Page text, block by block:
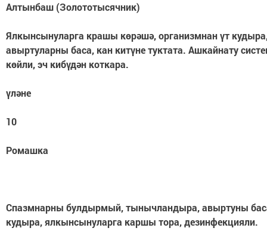
Алтынбаш (Золототысячник)
Ялкынсынуларга крашы көрәшә, организмнан үт
авыртуларны баса, кан китүне туктата. Ашкайнату
көйли, эч кибүдән коткара.
үләне
10
Ромашка
Спазмнарны булдырмый, тынычландыра, авыртуны
кудыра, ялкынсынуларга каршы тора, дезинфекцияли.